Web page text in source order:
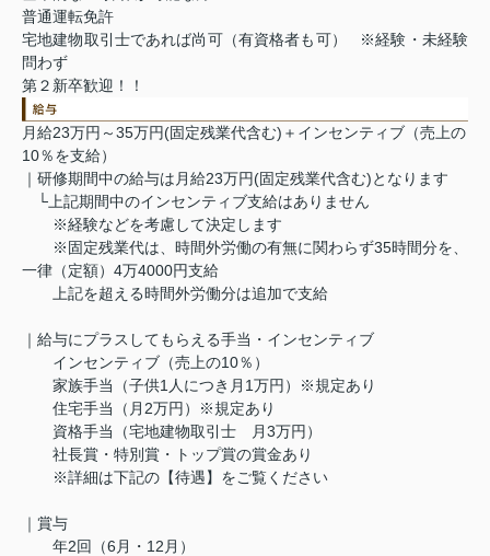
普通運転免許
宅地建物取引士であれば尚可（有資格者も可） ※経験・未経験
問わず
第２新卒歓迎！！
月給23万円～35万円(固定残業代含む)＋インセンティブ（売上の
10％を支給）
｜研修期間中の給与は月給23万円(固定残業代含む)となります
└上記期間中のインセンティブ支給はありません
※経験などを考慮して決定します
※固定残業代は、時間外労働の有無に関わらず35時間分を、
一律（定額）4万4000円支給
上記を超える時間外労働分は追加で支給
｜給与にプラスしてもらえる手当・インセンティブ
インセンティブ（売上の10％）
家族手当（子供1人につき月1万円）※規定あり
住宅手当（月2万円）※規定あり
資格手当（宅地建物取引士 月3万円）
社長賞・特別賞・トップ賞の賞金あり
※詳細は下記の【待遇】をご覧ください
｜賞与
年2回（6月・12月）